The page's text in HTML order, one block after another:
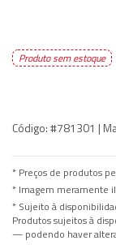
Produto sem estoque
Código:#781301 |
* Preços de produtos
* Imagem meramente
* Sujeito à
Produtos sujeitos à
— podendo haver